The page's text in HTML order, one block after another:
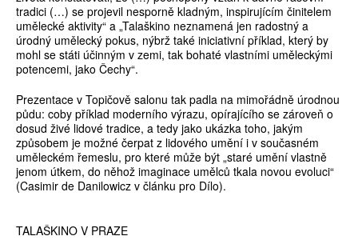
tradici (…) se projevil nesporně kladným, inspirujícím činitelem
umělecké aktivity“ a „Talaškino neznamená jen radostný a
úrodný umělecký pokus, nýbrž také iniciativní příklad, který by
mohl se státi účinným v zemi, tak bohaté vlastními uměleckými
potencemi, jako Čechy“.
Prezentace v Topičově salonu tak padla na mimořádně úrodnou
půdu: coby příklad moderního výrazu, opírajícího se zároveň o
dosud živé lidové tradice, a tedy jako ukázka toho, jakým
způsobem je možné čerpat z lidového umění i v současném
uměleckém řemeslu, pro které může být „staré umění vlastně
jenom útkem, do něhož imaginace umělců tkala novou evoluci“
(Casimir de Danilowicz v článku pro Dílo).
TALAŠKINO V PRAZE